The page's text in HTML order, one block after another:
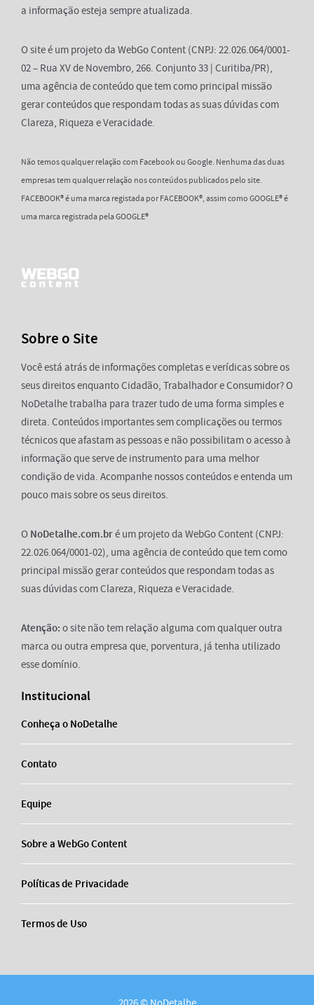
a informação esteja sempre atualizada.
O site é um projeto da WebGo Content (CNPJ: 22.026.064/0001-
02 – Rua XV de Novembro, 266. Conjunto 33 | Curitiba/PR),
uma agência de conteúdo que tem como principal missão
gerar conteúdos que respondam todas as suas dúvidas com
Clareza, Riqueza e Veracidade.
Não temos qualquer relação com Facebook ou Google. Nenhuma das duas
empresas tem qualquer relação nos conteúdos publicados pelo site.
FACEBOOK® é uma marca registada por FACEBOOK®, assim como GOOGLE® é
uma marca registrada pela GOOGLE®
Sobre o Site
Você está atrás de informações completas e verídicas sobre os
seus direitos enquanto Cidadão, Trabalhador e Consumidor? O
NoDetalhe trabalha para trazer tudo de uma forma simples e
direta. Conteúdos importantes sem complicações ou termos
técnicos que afastam as pessoas e não possibilitam o acesso à
informação que serve de instrumento para uma melhor
condição de vida. Acompanhe nossos conteúdos e entenda um
pouco mais sobre os seus direitos.
O NoDetalhe.com.bré um projeto da WebGo Content (CNPJ:
22.026.064/0001-02), uma agência de conteúdo que tem como
principal missão gerar conteúdos que respondam todas as
suas dúvidas com Clareza, Riqueza e Veracidade.
Atenção: o site não tem relação alguma com qualquer outra
marca ou outra empresa que, porventura, já tenha utilizado
esse domínio.
Institucional
Conheça o NoDetalhe
Contato
Equipe
Sobre a WebGo Content
Políticas de Privacidade
Termos de Uso